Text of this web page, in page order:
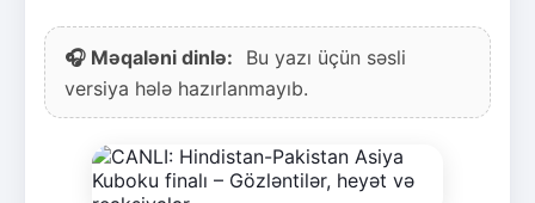
🎧 Məqaləni dinlə:
Bu yazı üçün səsli
versiya hələ hazırlanmayıb.